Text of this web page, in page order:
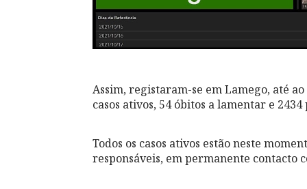
Assim, registaram-se em Lamego, até
casos ativos, 54 óbitos a lamentar e
Todos os casos ativos estão neste
responsáveis, em permanente contacto